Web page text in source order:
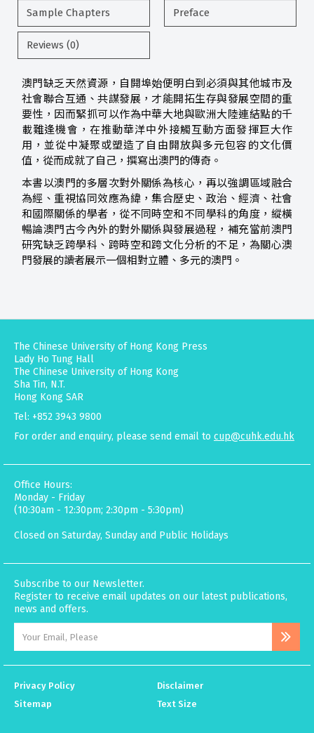
Sample Chapters Preface
Reviews (0)
澳門缺乏天然資源，自開埠始便明白到必須與其他城市及
社會聯合互通、共謀發展，才能開拓生存與發展空間的重
要性，因而緊抓可以作為中華大地與歐洲大陸連結點的千
載難逢機會，在推動華洋中外接觸互動方面發揮巨大作
用，並從中凝聚或塑造了自由開放與多元包容的文化價
值，從而成就了自己，撰寫出澳門的傳奇。
本書以澳門的多層次對外關係為核心，再以強調區域融合
為經、重視協同效應為緯，集合歷史、政治、經濟、社會
和國際關係的學者，從不同時空和不同學科的角度，縱橫
暢論澳門古今內外的對外關係與發展過程，補充當前澳門
研究缺乏跨學科、跨時空和跨文化分析的不足，為關心澳
門發展的讀者展示一個相對立體、多元的澳門。
The Chinese University of Hong Kong Press
Lady Ho Tung Hall
The Chinese University of Hong Kong
Sha Tin, N.T.
Hong Kong SAR
Tel: +852 3943 9800
For order and enquiry, please send email to cup@cuhk.edu.hk
Office Hours:
Monday - Friday
(10:30am - 12:30pm; 2:30pm - 5:30pm)
Closed on Saturday, Sunday and Public Holidays
Subscribe to our Newsletter.
Register to receive email updates on our latest publications,
news and offers.
Privacy Policy
Disclaimer
Sitemap
Text Size